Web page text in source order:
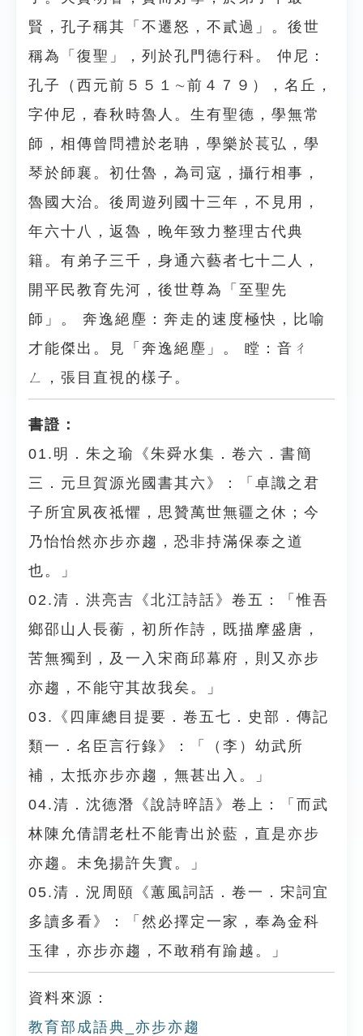
賢，孔子稱其「不遷怒，不貳過」。後世
稱為「復聖」，列於孔門德行科。 仲尼：
孔子（西元前５５１∼前４７９），名丘，
字仲尼，春秋時魯人。生有聖德，學無常
師，相傳曾問禮於老聃，學樂於萇弘，學
琴於師襄。初仕魯，為司寇，攝行相事，
魯國大治。後周遊列國十三年，不見用，
年六十八，返魯，晚年致力整理古代典
籍。有弟子三千，身通六藝者七十二人，
開平民教育先河，後世尊為「至聖先
師」。 奔逸絕塵：奔走的速度極快，比喻
才能傑出。見「奔逸絕塵」。 瞠：音ㄔ
ㄥ，張目直視的樣子。
書證：
01.明．朱之瑜《朱舜水集．卷六．書簡
三．元旦賀源光國書其六》：「卓識之君
子所宜夙夜祗懼，思贊萬世無疆之休；今
乃怡怡然亦步亦趨，恐非持滿保泰之道
也。」
02.清．洪亮吉《北江詩話》卷五：「惟吾
鄉邵山人長蘅，初所作詩，既描摩盛唐，
苦無獨到，及一入宋商邱幕府，則又亦步
亦趨，不能守其故我矣。」
03.《四庫總目提要．卷五七．史部．傳記
類一．名臣言行錄》：「（李）幼武所
補，太抵亦步亦趨，無甚出入。」
04.清．沈德潛《說詩晬語》卷上：「而武
林陳允倩謂老杜不能青出於藍，直是亦步
亦趨。未免揚許失實。」
05.清．況周頤《蕙風詞話．卷一．宋詞宜
多讀多看》：「然必擇定一家，奉為金科
玉律，亦步亦趨，不敢稍有踰越。」
資料來源：
教育部成語典_亦步亦趨